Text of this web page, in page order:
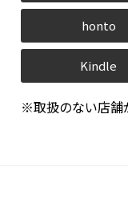
honto
Kindle
※取扱のない店舗